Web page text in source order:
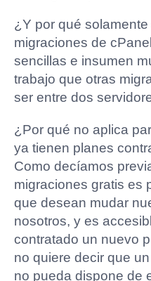
¿Y por qué
migraciones de
sencillas e insumen
trabajo que otras
ser entre dos
¿Por qué no aplica
ya tienen planes
Como decíamos
migraciones gratis es
que desean mudar
nosotros, y es
contratado un nuevo
no quiere decir que
no pueda dispone de